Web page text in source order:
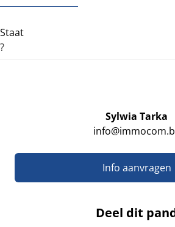
Staat
?
Sylwia Tarka
Info aanvragen
Deel dit